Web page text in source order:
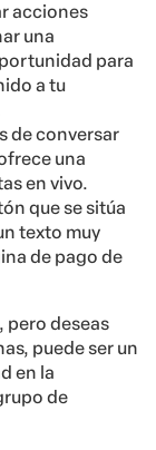
acciones
una
para
a tu
de conversar
una
en vivo.
que se sitúa
texto muy
de pago de
pero deseas
puede ser un
en la
de